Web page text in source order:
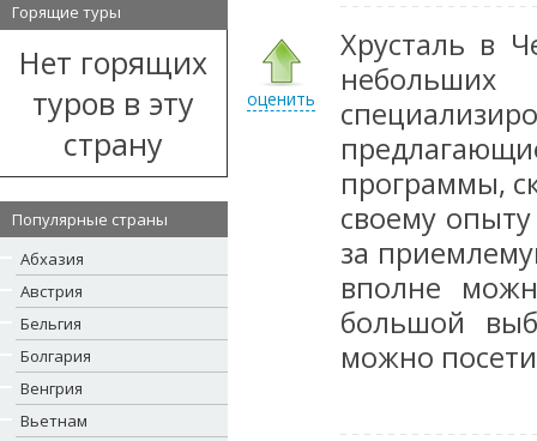
Горящие туры
Нет горящих
туров в эту
страну
Популярные страны
Абхазия
Австрия
Бельгия
Болгария
Венгрия
Вьетнам
оценить
Хрусталь в
программы,
своему
за
вполне
большой
можно